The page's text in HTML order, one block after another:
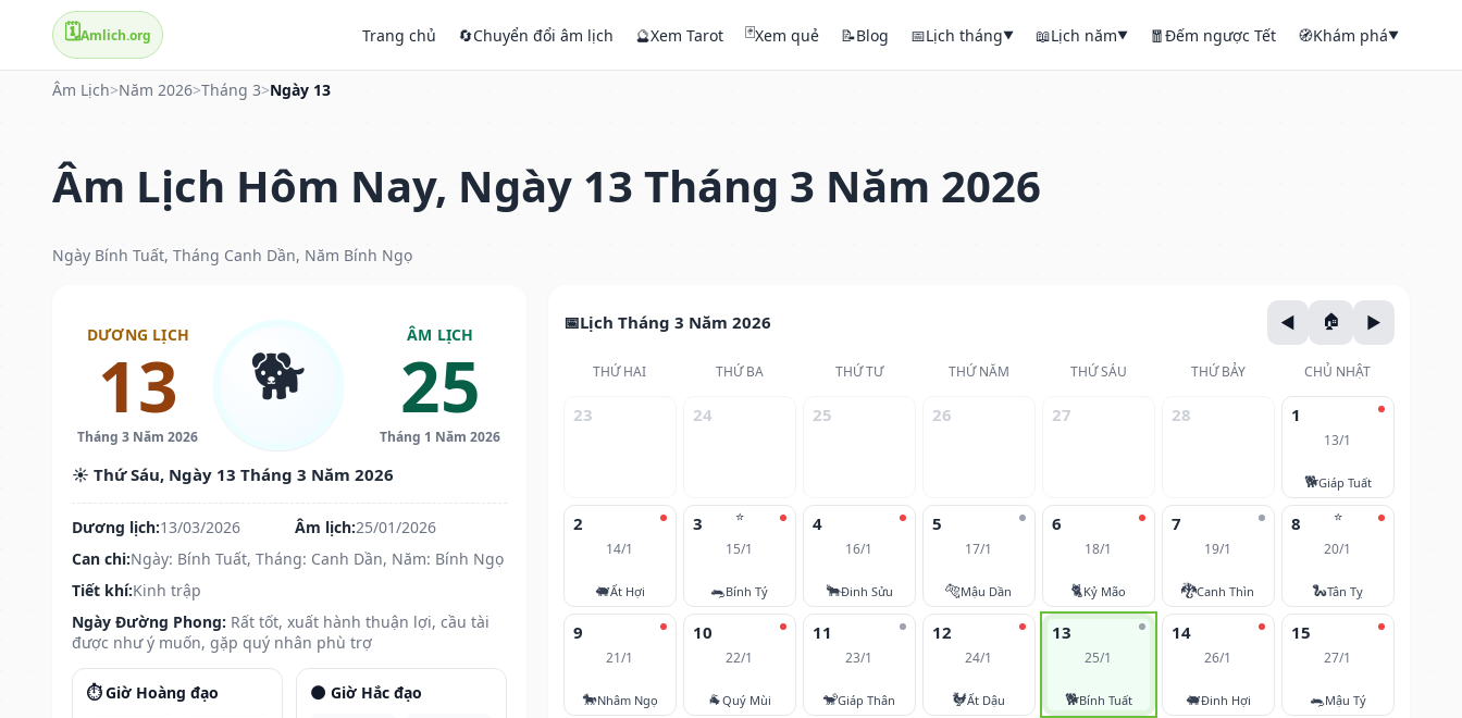
🗓️Amlich.org Trang chủ 🔄Chuyển đổi âm lịch 🔮Xem Tarot 🃏Xem quẻ 📝Blog 📅Lịch tháng▼ 📖Lịch năm▼ 🧧Đếm ngược Tết 🧭Khám phá▼
Âm Lịch>Năm 2026>Tháng 3>Ngày 13
Âm Lịch Hôm Nay, Ngày 13 Tháng 3 Năm 2026
Ngày Bính Tuất, Tháng Canh Dần, Năm Bính Ngọ
DƯƠNG LỊCH
13
Tháng 3 Năm 2026
🐕 ÂM LỊCH
25
Tháng 1 Năm 2026
☀️ Thứ Sáu, Ngày 13 Tháng 3 Năm 2026
Dương lịch:13/03/2026 Âm lịch:25/01/2026
Can chi:Ngày: Bính Tuất, Tháng: Canh Dần, Năm: Bính Ngọ
Tiết khí:Kinh trập
Ngày Đường Phong: Rất tốt, xuất hành thuận lợi, cầu tài
được như ý muốn, gặp quý nhân phù trợ
⏱️ Giờ Hoàng đạo 🌑 Giờ Hắc đạo
Lịch Tháng 3 Năm 2026
THỨ HAI THỨ BA THỨ TƯ THỨ NĂM THỨ SÁU THỨ BẢY CHỦ NHẬT
23 24 25 26 27 28 1
13/1
🐕Giáp Tuất
2
14/1
🐖Ất Hợi
⭐
3
15/1
🐀Bính Tý
4
16/1
🐂Đinh Sửu
5
17/1
🐅Mậu Dần
6
18/1
🐈Kỷ Mão
7
19/1
🐉Canh Thìn
⭐
8
20/1
🐍Tân Tỵ
9
21/1
🐎Nhâm Ngọ
10
22/1
🐐Quý Mùi
11
23/1
🐒Giáp Thân
12
24/1
🐓Ất Dậu
13
25/1
🐕Bính Tuất
14
26/1
🐖Đinh Hợi
15
27/1
🐀Mậu Tý